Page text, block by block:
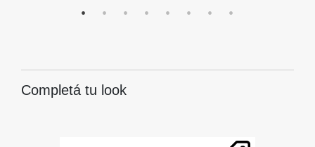
Completá tu look